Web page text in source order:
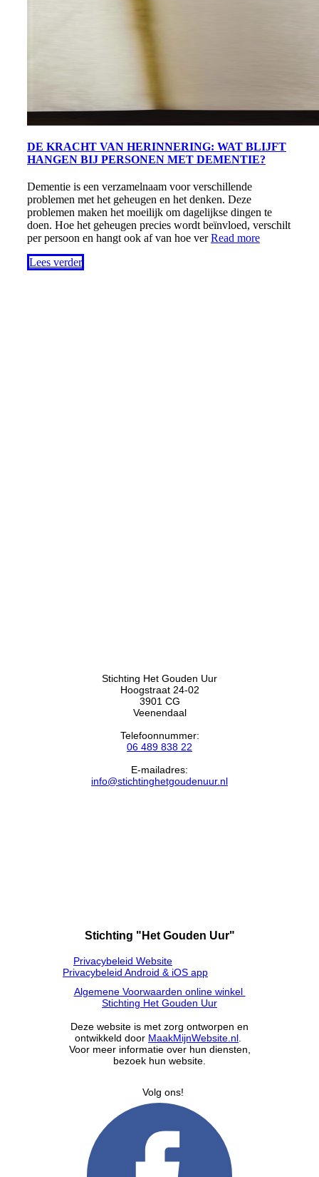
DE KRACHT VAN HERINNERING: WAT BLIJFT
HANGEN BIJ PERSONEN MET DEMENTIE?
Dementie is een verzamelnaam voor verschillende
problemen met het geheugen en het denken. Deze
problemen maken het moeilijk om dagelijkse dingen te
doen. Hoe het geheugen precies wordt beïnvloed, verschilt
per persoon en hangt ook af van hoe verRead more
Lees verder
Stichting Het Gouden Uur
Hoogstraat 24-02
3901 CG
Veenendaal
Telefoonnummer:
06 489 838 22
E-mailadres:
info@stichtinghetgoudenuur.nl
Stichting "Het Gouden Uur"
Privacybeleid Website
Privacybeleid Android & iOS app
Algemene Voorwaarden online winkel
Stichting Het Gouden Uur
Deze website is met zorg ontworpen en
ontwikkeld door MaakMijnWebsite.nl
Voor meer informatie over hun diensten,
bezoek hun website.
Volg ons!